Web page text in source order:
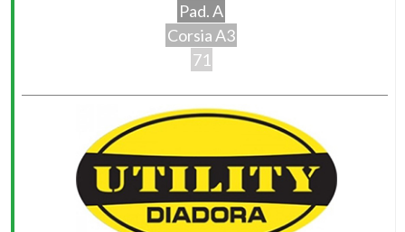
Pad. A
Corsia A3
71